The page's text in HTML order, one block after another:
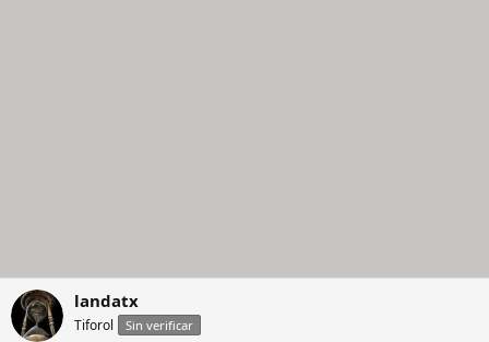
landatx
Tiforol Sin verificar